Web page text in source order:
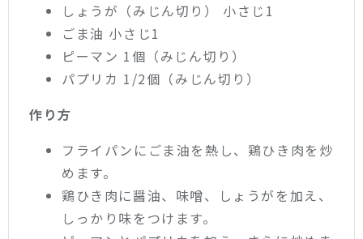
しょうが（みじん切り） 小さじ1
ごま油 小さじ1
ピーマン 1個（みじん切り）
パプリカ 1/2個（みじん切り）
作り方
フライパンにごま油を熱し、鶏ひき肉を炒
めます。
鶏ひき肉に醤油、味噌、しょうがを加え、
しっかり味をつけます。